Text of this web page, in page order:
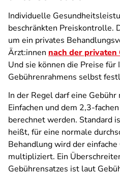
Individuelle
beschränkten Preiskontrolle.
um ein privates
Ärzt:innen nach der privaten
Und sie können die Preise für
Gebührenrahmens selbst
In der Regel darf eine Gebühr
Einfachen und dem 2,3-
berechnet werden. Standard
heißt, für eine normale
Behandlung wird der
multipliziert. Ein
Gebührensatzes ist laut